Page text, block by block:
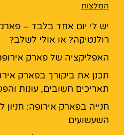
המלצות
יש לי יום אחד בלבד –
רולנטיקה? או אולי לשלב?
האפליקציה של פארק
תכנן את ביקורך בפארק
תאריכים חשובים, עונות
חנייה בפארק אירופה:
השעשועים